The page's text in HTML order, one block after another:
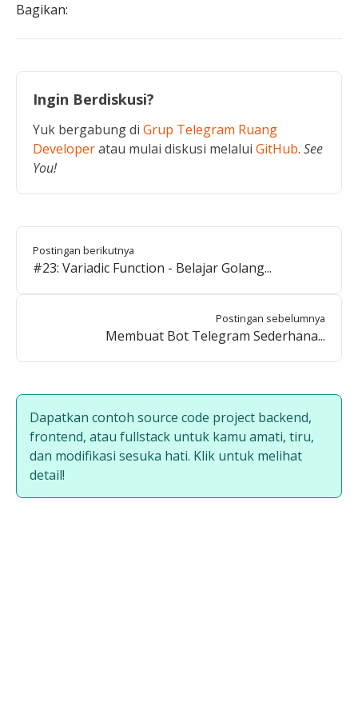
Bagikan:
Ingin Berdiskusi?
Yuk bergabung di Grup Telegram Ruang
Developeratau mulai diskusi melalui GitHub. See
You!
Postingan berikutnya
#23: Variadic Function - Belajar Golang...
Postingan sebelumnya
Membuat Bot Telegram Sederhana...
Dapatkan contoh source code project backend,
frontend, atau fullstack untuk kamu amati, tiru,
dan modifikasi sesuka hati. Klik untuk melihat
detail!